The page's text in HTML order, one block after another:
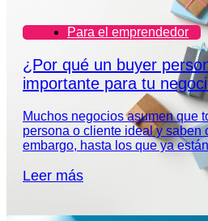
Para el emprendedor
¿Por qué un buyer
importante para tu
Muchos negocios asumen que
persona o cliente ideal y saben
embargo, hasta los que ya
necesitan redefinir el perfil de
Leer más